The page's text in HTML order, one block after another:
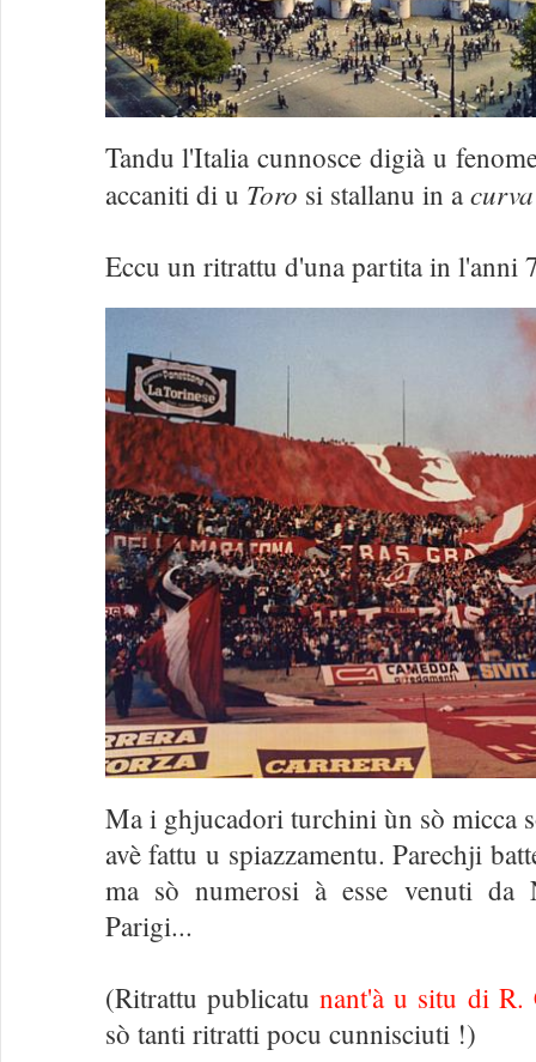
Tandu l'Italia cunnosce digià u
accaniti di u Toro si stallanu in a
Eccu un ritrattu d'una partita in l'anni
Ma i ghjucadori turchini ùn sò micca
avè fattu u spiazzamentu. Parechji
ma sò numerosi à esse venuti da
Parigi...
(Ritrattu publicatu nant'à u situ di R.
sò tanti ritratti pocu cunnisciuti !)